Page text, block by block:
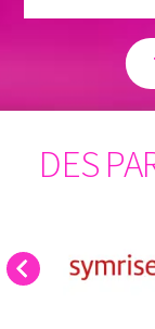
DES
Previous